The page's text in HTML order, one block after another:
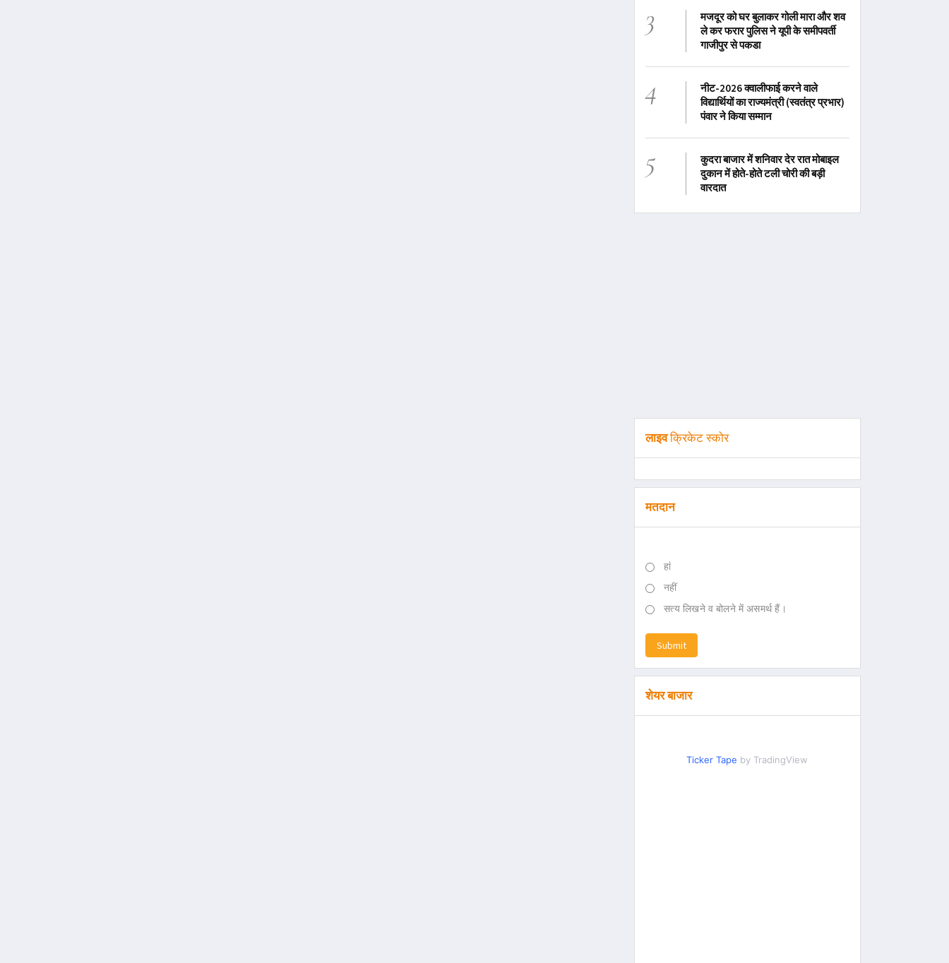
3
मजदूर को घर बुलाकर गोली मारा और शव
ले कर फरार पुलिस ने यूपी के समीपवर्ती
गाजीपुर से पकडा
4
नीट-2026 क्वालीफाई करने वाले
विद्यार्थियों का राज्यमंत्री (स्वतंत्र प्रभार)
पंवार ने किया सम्मान
5
कुदरा बाजार में शनिवार देर रात मोबाइल
दुकान में होते-होते टली चोरी की बड़ी
वारदात
लाइवक्रिकेट स्कोर
मतदान
हां
नहीं
सत्य लिखने व बोलने में असमर्थ हैं।
Submit
शेयर बाजार
Ticker Tape by TradingView